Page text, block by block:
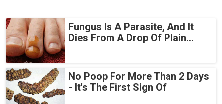
Fungus Is A Parasite, And It
Dies From A Drop Of Plain...
No Poop For More Than 2 Days
- It's The First Sign Of